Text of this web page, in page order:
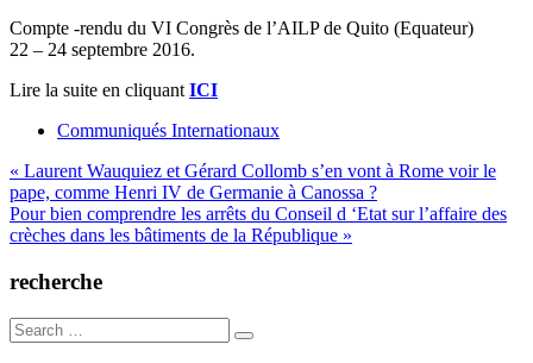
Compte -rendu du VI Congrès de l’AILP de Quito (Equateur)
22 – 24 septembre 2016.
Lire la suite en cliquantICI
Communiqués Internationaux
Navigation
de
l’article
« Laurent Wauquiez et Gérard Collomb s’en vont à Rome voir le
pape, comme Henri IV de Germanie à Canossa ?
Pour bien comprendre les arrêts du Conseil d ‘Etat sur l’affaire des
crèches dans les bâtiments de la République »
recherche
Search
for: